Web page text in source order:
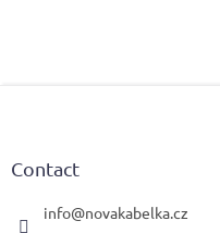
Contact
info@novakabelka.cz